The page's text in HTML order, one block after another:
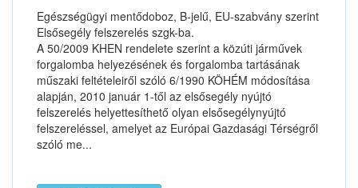
Egészségügyi mentődoboz, B-jelű, EU-szabvány szerint
Elsősegély felszerelés szgk-ba.
A 50/2009 KHEN rendelete szerint a közúti járművek
forgalomba helyezésének és forgalomba tartásának
műszaki feltételeiről szóló 6/1990 KÖHÉM módosítása
alapján, 2010 január 1-től az elsősegély nyújtó
felszerelés helyettesíthető olyan elsősegélynyújtó
felszereléssel, amelyet az Európai Gazdasági Térségről
szóló me...